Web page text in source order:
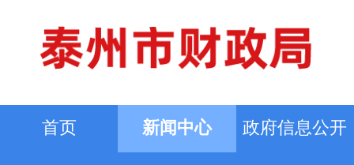
首页 新闻中心 政府信息公开